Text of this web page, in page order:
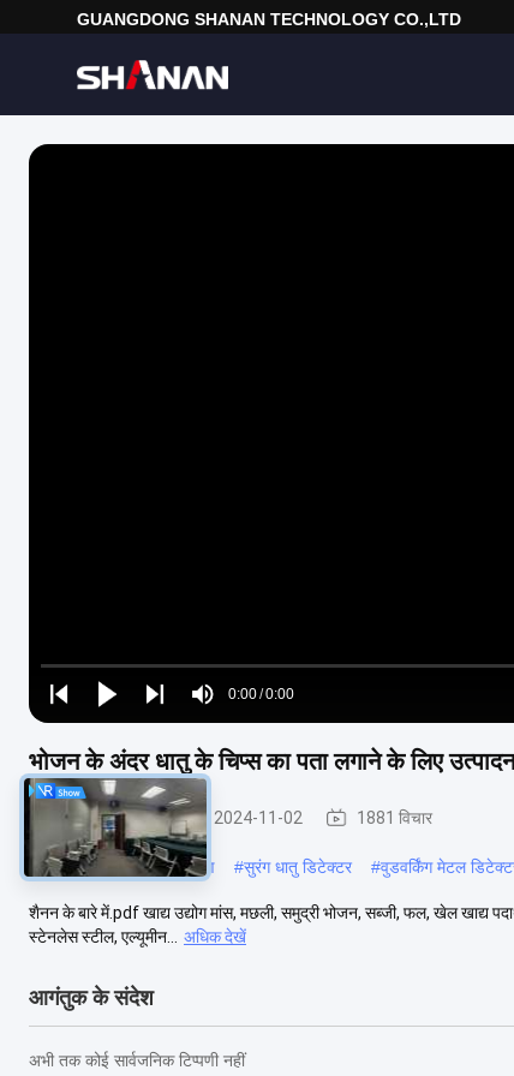
GUANGDONG SHANAN TECHNOLOGY CO.,LTD
Play
Play
Play
Mute
Time
0:00/0:00
Loaded:
0%
भोजन के अंदर धातु के चिप्स का पता लगाने के लिए
खाद्य धातु डिटेक्टर 2024-11-02 1881 विचार
# धातु का पता लगाने के उपकरण #सुरंग धातु डिटेक्टर #वुडवर्किंग मेटल
शैनन के बारे में.pdf खाद्य उद्योग मांस, मछली, समुद्री भोजन, सब्जी, फल, खेल खाद्य
स्टेनलेस स्टील, एल्यूमीन...
अधिक देखें
आगंतुक के संदेश
अभी तक कोई सार्वजनिक टिप्पणी नहीं